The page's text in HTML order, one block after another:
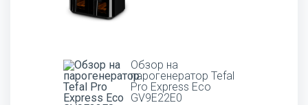
Обзор на
парогенератор Tefal
Pro Express Eco
GV9E22E0